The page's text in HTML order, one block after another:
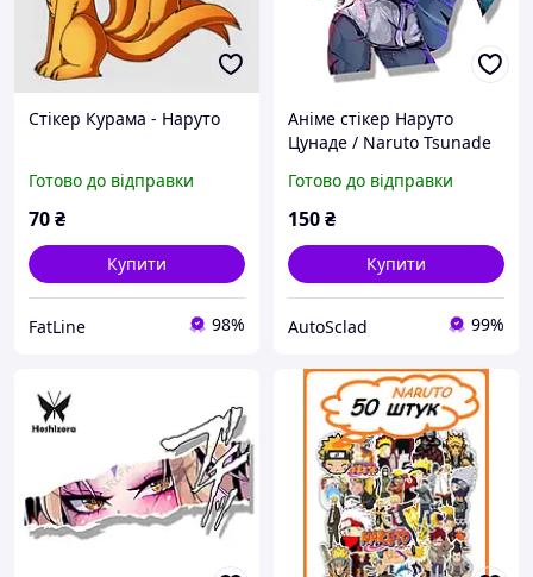
Стікер Курама - Наруто
Готово до відправки
70₴
Купити
FatLine 98%
Аніме стікер Наруто
Цунаде / Naruto Tsunade
Готово до відправки
150₴
Купити
AutoSclad 99%